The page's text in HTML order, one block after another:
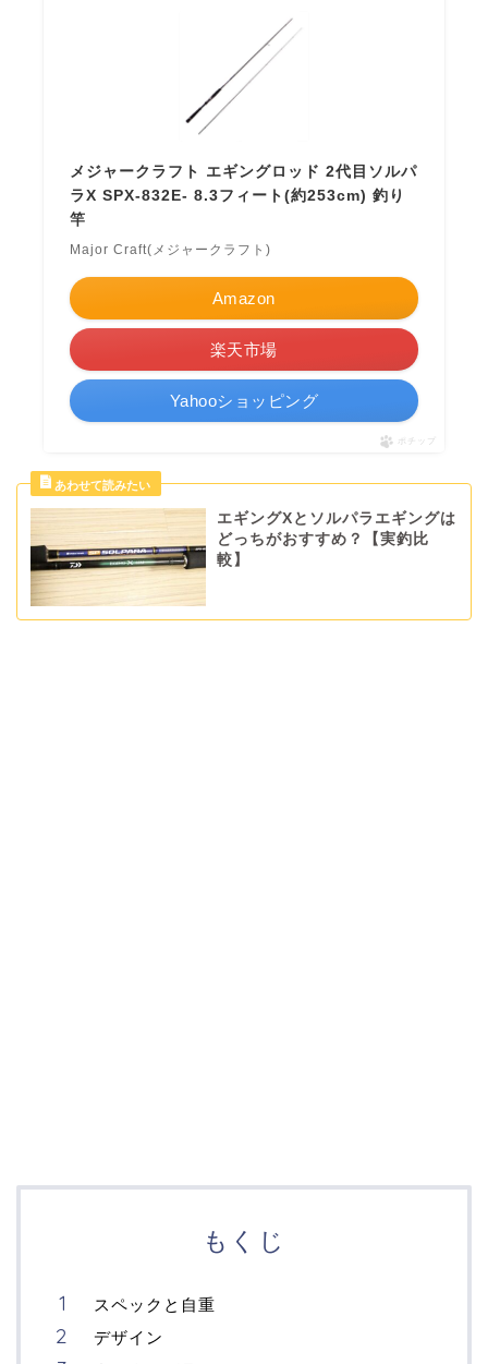
メジャークラフト エギングロッド 2代目ソルパ
ラX SPX-832E- 8.3フィート(約253cm) 釣り
竿
Major Craft(メジャークラフト)
Amazon
楽天市場
Yahooショッピング
ポチップ
エギングXとソルパラエギングは
どっちがおすすめ？【実釣比
較】
もくじ
スペックと自重
デザイン